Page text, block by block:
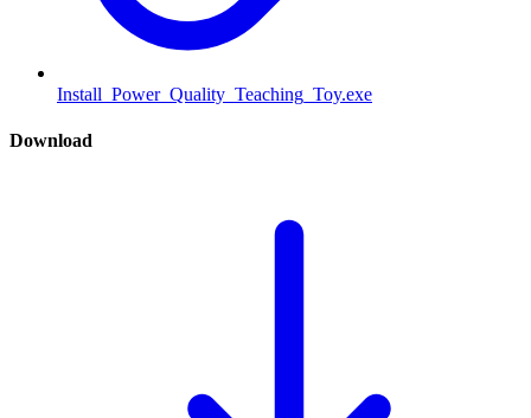
Install_Power_Quality_Teaching_Toy.exe
Download